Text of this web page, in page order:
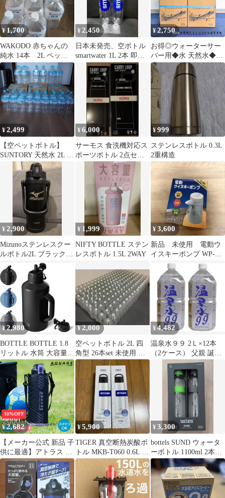
¥1,700
WAKODO 赤ちゃんの
純水 14本 2L ペット
ボトル 空ボトル 中身
なし
¥2,450
日本未発売、空ボトル
smartwater 1L 2本 即日
発送
¥2,750
お得◎ウォーターサー
バー用◆水 天然水◆プ
ラスプレミアム◆RO水
◆ストックにも◎
¥2,499
【空ペットボトル】
SUNTORY 天然水 2L 36
本セット
¥6,000
サーモス 食洗機対応ス
ポーツボトル 2点セッ
¥999
ステンレスボトル 0.3L
2重構造
¥ 2,900
Mizunoステンレスクー
ルボトル2L ブラック
水筒 象印
¥ 1,999
NIFTY BOTTLE ステン
レスボトル 1.5L 2WAY
¥3,600
新品 未使用 電動ウ
イスキーポンプ WP-05
大容量ボトル専用
¥2,980
BOTTLE BOTTLE 1.8
リットル 水筒 大容量
ステンレススチール 保
温保冷 ジャグ 持ち手付
き 二重構造 便利な
2WAYキャップ ストロ
ー飲み 直飲み アウトド
ア キャンプ 日常使用に
最適 ブラック
¥2,000
空ペットボトル 2L 四
角型 26本set 未使用 ラ
ベルレス キャップ付
¥4,482
温泉水９９ 2Ｌ×12本
（2ケース） 父親 誕生
日 プレゼント 父の日
10%OFF
¥2,682
【メーカー公式 新品 子
供に最適】アトラス 水
筒 2リットル 保冷 軽量
軽い 子供 真空断熱 ス
テンレス ワンタッチ ダ
イレクトボトル 直飲み
¥5,900
TIGER 真空断熱炭酸ボ
トル MKB-T060 0.6L 2
本セット
¥3,300
bottels SUND ウォータ
ーボトル 1100ml 2本セ
ット